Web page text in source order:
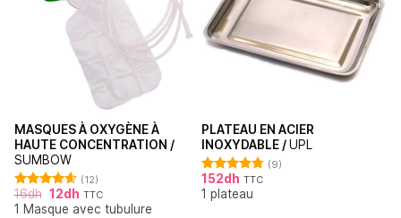
MASQUES À OXYGÈNE À
HAUTE CONCENTRATION /
SUMBOW
Note
4.64
sur 5
(12)
16dh 12dh TTC
1 Masque avec tubulure
PLATEAU EN ACIER
INOXYDABLE /UPL
Note4.78
sur 5
(9)
152dh TTC
1 plateau